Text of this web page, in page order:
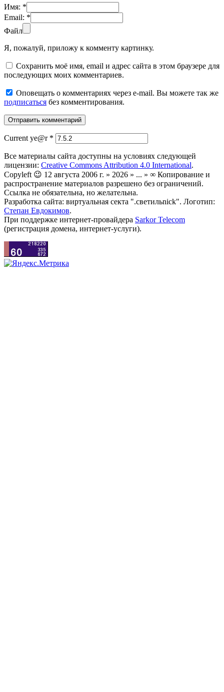
Имя: *
Email: *
Файл
Я, пожалуй, приложу к комменту картинку.
Сохранить моё имя, email и адрес сайта в этом браузере для
последующих моих комментариев.
Оповещать о комментариях через e-mail. Вы можете так же
подписаться без комментирования.
Current ye@r *
Все материалы сайта доступны на условиях следующей
лицензии: Creative Commons Attribution 4.0 International.
Copyleft 😉 12 августа 2006 г. » 2026 » ... » ∞ Копирование и
распространение материалов разрешено без ограничений.
Ссылка не обязательна, но желательна.
Разработка сайта: виртуальная секта ".светильnick". Логотип:
Степан Евдокимов.
При поддержке интернет-провайдера Sarkor Telecom
(регистрация домена, интернет-услуги).